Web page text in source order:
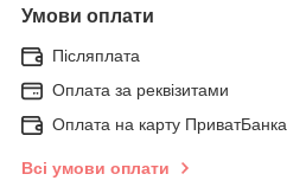
Умови оплати
Післяплата
Оплата за реквізитами
Оплата на карту ПриватБанка
Всі умови оплати